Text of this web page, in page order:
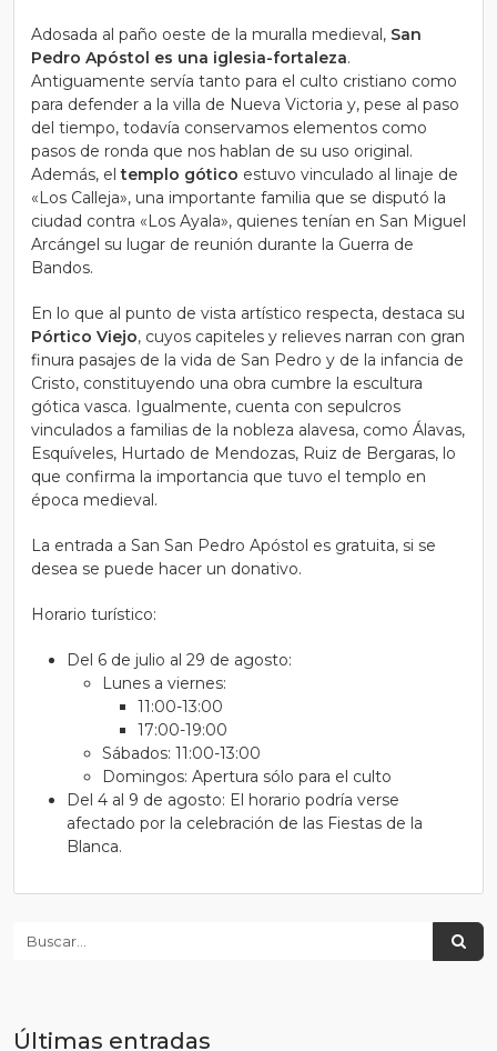
Adosada al paño oeste de la muralla medieval, San
Pedro Apóstol es una iglesia-fortaleza.
Antiguamente servía tanto para el culto cristiano como
para defender a la villa de Nueva Victoria y, pese al paso
del tiempo, todavía conservamos elementos como
pasos de ronda que nos hablan de su uso original.
Además, eltemplo gótico estuvo vinculado al linaje de
«Los Calleja», una importante familia que se disputó la
ciudad contra «Los Ayala», quienes tenían en San Miguel
Arcángel su lugar de reunión durante la Guerra de
Bandos.
En lo que al punto de vista artístico respecta, destaca su
Pórtico Viejo, cuyos capiteles y relieves narran con gran
finura pasajes de la vida de San Pedro y de la infancia de
Cristo, constituyendo una obra cumbre la escultura
gótica vasca. Igualmente, cuenta con sepulcros
vinculados a familias de la nobleza alavesa, como Álavas,
Esquíveles, Hurtado de Mendozas, Ruiz de Bergaras, lo
que confirma la importancia que tuvo el templo en
época medieval.
La entrada a San San Pedro Apóstol es gratuita, si se
desea se puede hacer un donativo.
Horario turístico:
Del 6 de julio al 29 de agosto:
Lunes a viernes:
11:00-13:00
17:00-19:00
Sábados: 11:00-13:00
Domingos: Apertura sólo para el culto
Del 4 al 9 de agosto: El horario podría verse
afectado por la celebración de las Fiestas de la
Blanca.
Últimas entradas